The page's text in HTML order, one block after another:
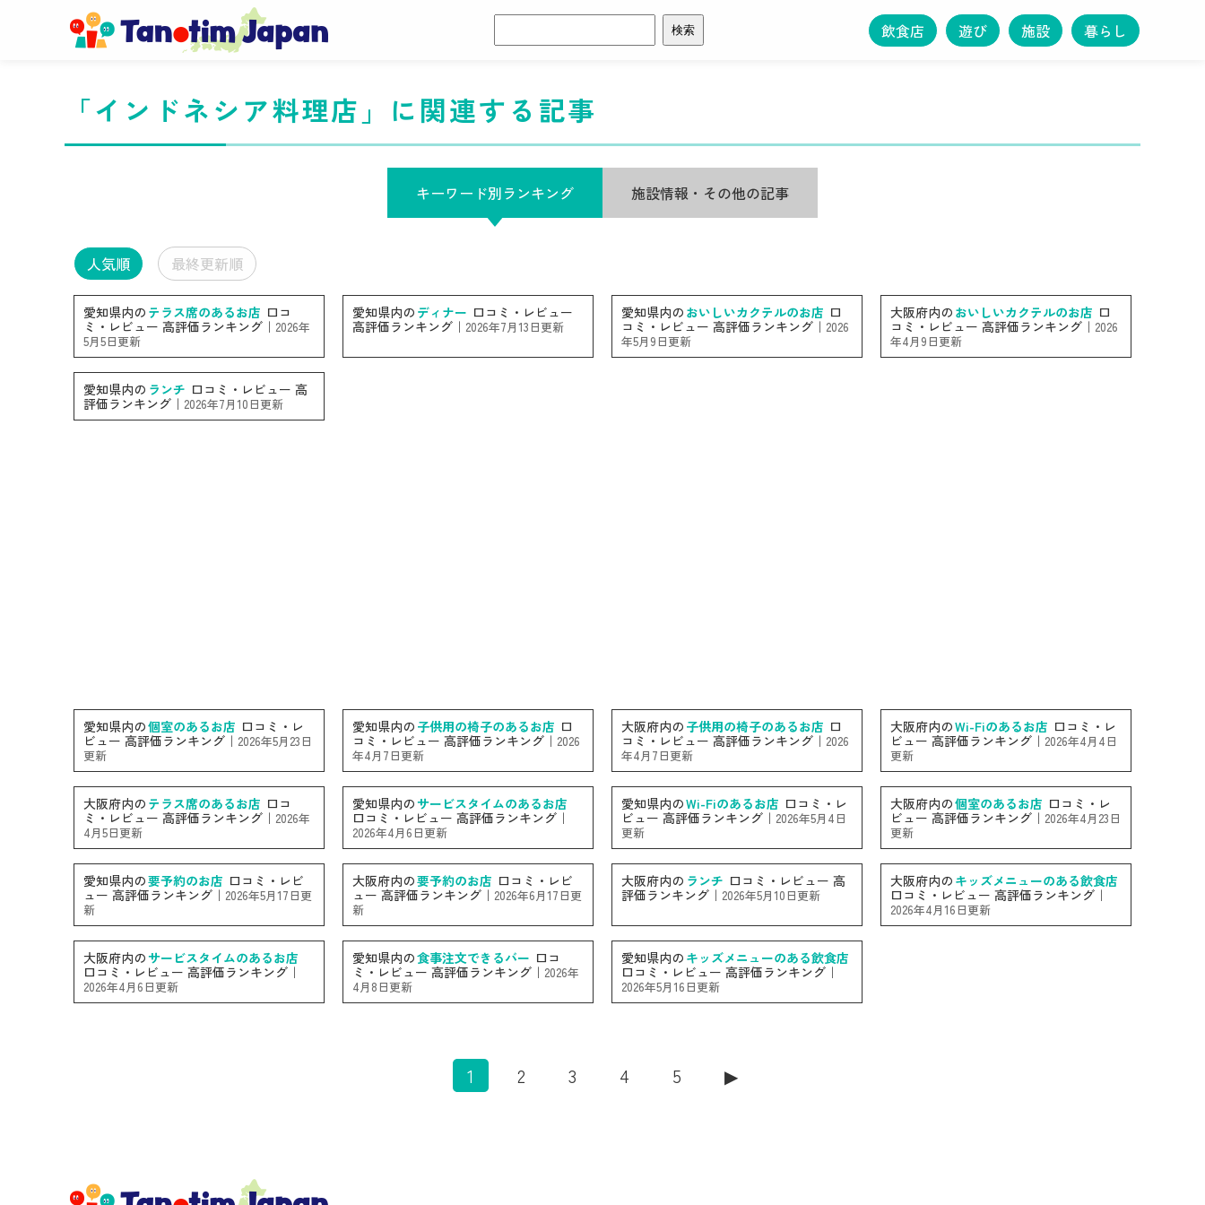
索:
飲食店 遊び 施設 暮らし
「インドネシア料理店」に関連する記事
キーワード別ランキング 施設情報・その他の記事
人気順 最終更新順
愛知県内の テラス席のあるお店 口コ
ミ・レビュー 高評価ランキング｜ 2026年
5月5日更新
愛知県内の ディナー 口コミ・レビュー
高評価ランキング｜ 2026年7月13日更新
愛知県内の おいしいカクテルのお店 口
コミ・レビュー 高評価ランキング｜ 2026
年5月9日更新
大阪府内の おいしいカクテルのお店 口
コミ・レビュー 高評価ランキング｜ 2026
年4月9日更新
愛知県内の ランチ 口コミ・レビュー 高
評価ランキング｜ 2026年7月10日更新
愛知県内の個室のあるお店 口コミ・レ
ビュー 高評価ランキング｜ 2026年5月23日
更新
愛知県内の 子供用の椅子のあるお店 口
コミ・レビュー 高評価ランキング｜ 2026
年4月7日更新
大阪府内の 子供用の椅子のあるお店 口
コミ・レビュー 高評価ランキング｜ 2026
年4月7日更新
大阪府内のWi-Fiのあるお店 口コミ・レ
ビュー 高評価ランキング｜ 2026年4月4日
更新
大阪府内の テラス席のあるお店 口コ
ミ・レビュー 高評価ランキング｜ 2026年
4月5日更新
愛知県内のサービスタイムのあるお店
口コミ・レビュー 高評価ランキング｜
2026年4月6日更新
愛知県内のWi-Fiのあるお店 口コミ・レ
ビュー 高評価ランキング｜ 2026年5月4日
更新
大阪府内の個室のあるお店 口コミ・レ
ビュー 高評価ランキング｜ 2026年4月23日
更新
愛知県内の要予約のお店 口コミ・レビ
ュー 高評価ランキング｜ 2026年5月17日更
新
大阪府内の要予約のお店 口コミ・レビ
ュー 高評価ランキング｜ 2026年6月17日更
新
大阪府内の ランチ 口コミ・レビュー 高
評価ランキング｜ 2026年5月10日更新
大阪府内の キッズメニューのある飲食店
口コミ・レビュー 高評価ランキング｜
2026年4月16日更新
大阪府内のサービスタイムのあるお店
口コミ・レビュー 高評価ランキング｜
2026年4月6日更新
愛知県内の食事注文できるバー 口コ
ミ・レビュー 高評価ランキング｜ 2026年
4月8日更新
愛知県内の キッズメニューのある飲食店
口コミ・レビュー 高評価ランキング｜
2026年5月16日更新
1 2 3 4 5 ▶︎